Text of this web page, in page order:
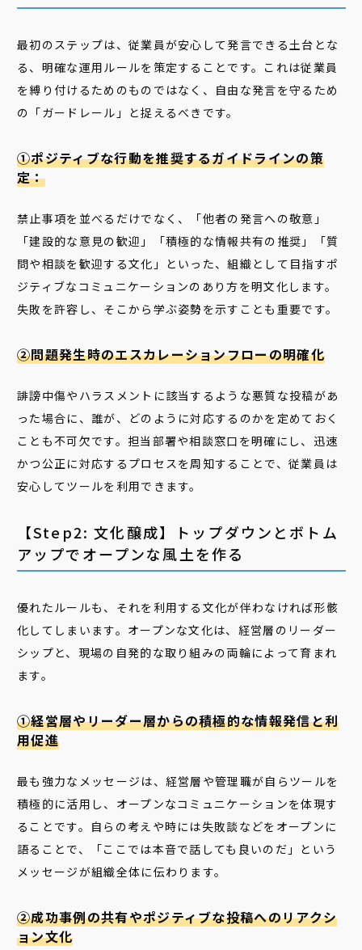
最初のステップは、従業員が安心して発言できる土台とな
る、明確な運用ルールを策定することです。これは従業員
を縛り付けるためのものではなく、自由な発言を守るため
の「ガードレール」と捉えるべきです。
①ポジティブな行動を推奨するガイドラインの策
定：
禁止事項を並べるだけでなく、「他者の発言への敬意」
「建設的な意見の歓迎」「積極的な情報共有の推奨」「質
問や相談を歓迎する文化」といった、組織として目指すポ
ジティブなコミュニケーションのあり方を明文化します。
失敗を許容し、そこから学ぶ姿勢を示すことも重要です。
②問題発生時のエスカレーションフローの明確化
誹謗中傷やハラスメントに該当するような悪質な投稿があ
った場合に、誰が、どのように対応するのかを定めておく
ことも不可欠です。担当部署や相談窓口を明確にし、迅速
かつ公正に対応するプロセスを周知することで、従業員は
安心してツールを利用できます。
【Step2: 文化醸成】トップダウンとボトム
アップでオープンな風土を作る
優れたルールも、それを利用する文化が伴わなければ形骸
化してしまいます。オープンな文化は、経営層のリーダー
シップと、現場の自発的な取り組みの両輪によって育まれ
ます。
①経営層やリーダー層からの積極的な情報発信と利
用促進
最も強力なメッセージは、経営層や管理職が自らツールを
積極的に活用し、オープンなコミュニケーションを体現す
ることです。自らの考えや時には失敗談などをオープンに
語ることで、「ここでは本音で話しても良いのだ」という
メッセージが組織全体に伝わります。
②成功事例の共有やポジティブな投稿へのリアクシ
ョン文化